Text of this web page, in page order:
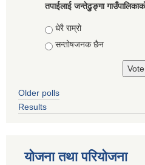
तपाईलाई जन्तेढुङ्गा
Choices
धेरै राम्रो
सन्तोषजनक छैन
Older polls
Results
योजना तथा परियोजना